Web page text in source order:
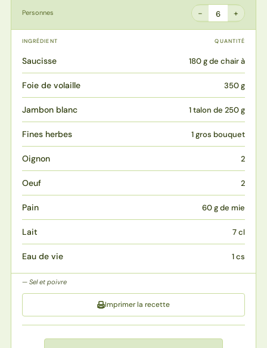
Personnes − 6 +
INGRÉDIENT QUANTITÉ
Saucisse 180 g de chair à
Foie de volaille 350 g
Jambon blanc 1 talon de 250 g
Fines herbes 1 gros bouquet
Oignon 2
Oeuf 2
Pain 60 g de mie
Lait 7 cl
Eau de vie 1 cs
Sel et poivre
Imprimer la recette